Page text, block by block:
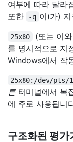
여부에 따라 달라
또한
-q 이(가) 지
25x80 (또는 이
를 명시적으로 지
Windows에서 작
25x80:/dev/pts/
른 터미널에서 복
에 주로 사용됩니
구조화된 평가